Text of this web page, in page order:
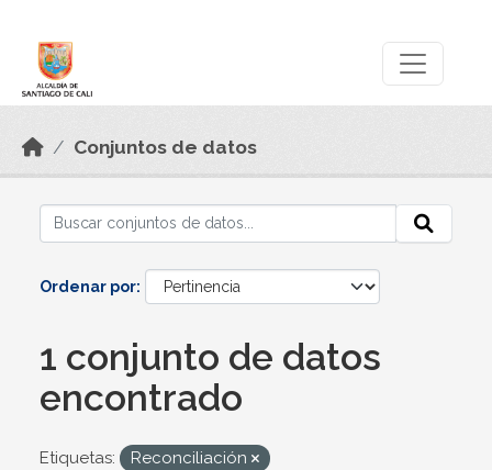
Conjuntos de datos
Ordenar por
1 conjunto de datos
encontrado
Etiquetas:
Reconciliación